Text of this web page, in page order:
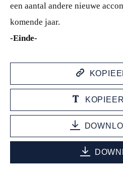
een aantal andere nieuwe
komende jaar.
-Einde-